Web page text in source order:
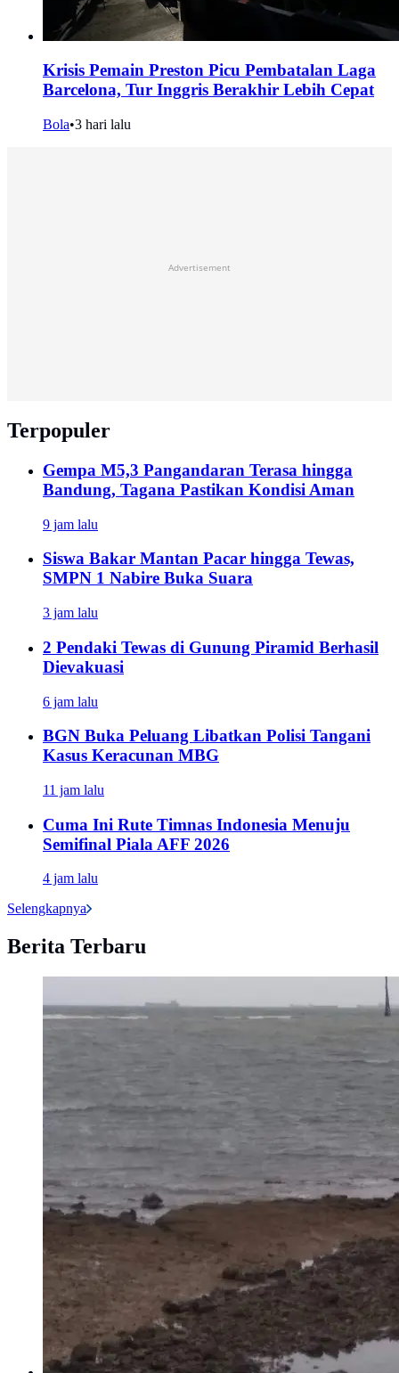
Krisis Pemain Preston Picu Pembatalan Laga
Barcelona, Tur Inggris Berakhir Lebih Cepat
Bola•3 hari lalu
Advertisement
Terpopuler
Gempa M5,3 Pangandaran Terasa hingga
Bandung, Tagana Pastikan Kondisi Aman
9 jam lalu
Siswa Bakar Mantan Pacar hingga Tewas,
SMPN 1 Nabire Buka Suara
3 jam lalu
2 Pendaki Tewas di Gunung Piramid Berhasil
Dievakuasi
6 jam lalu
BGN Buka Peluang Libatkan Polisi Tangani
Kasus Keracunan MBG
11 jam lalu
Cuma Ini Rute Timnas Indonesia Menuju
Semifinal Piala AFF 2026
4 jam lalu
Selengkapnya
Berita Terbaru